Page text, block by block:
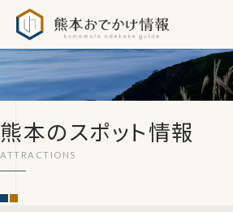
熊本のスポット情報